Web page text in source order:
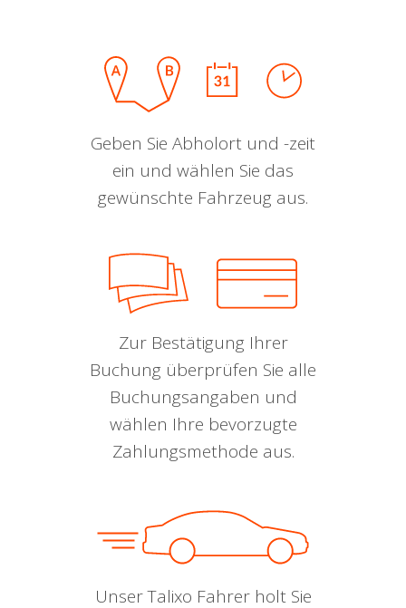
Geben Sie Abholort und -zeit
ein und wählen Sie das
gewünschte Fahrzeug aus.
Zur Bestätigung Ihrer
Buchung überprüfen Sie alle
Buchungsangaben und
wählen Ihre bevorzugte
Zahlungsmethode aus.
Unser Talixo Fahrer holt Sie